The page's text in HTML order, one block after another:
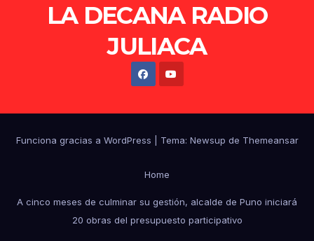
LA DECANA RADIO
JULIACA
Funciona gracias a WordPress Tema: Newsup de Themeansar
Home
A cinco meses de culminar su gestión, alcalde de Puno iniciará
20 obras del presupuesto participativo